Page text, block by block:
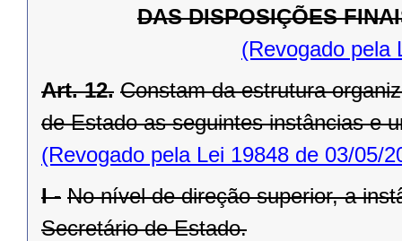
DAS DISPOSIÇÕES
(Revogado pela
Art. 12. Constam da estrutura
de Estado as seguintes instâncias e
(Revogado pela Lei 19848 de 03/05/
I - No nível de direção superior, a
Secretário de Estado.